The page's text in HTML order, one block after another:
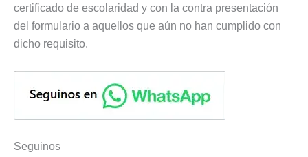
certificado de escolaridad y con la contra presentación
del formulario a aquellos que aún no han cumplido con
dicho requisito.
Seguinos